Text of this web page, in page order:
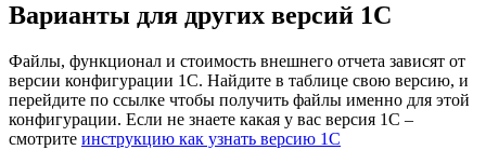
Варианты для других версий 1С
Файлы, функционал и стоимость внешнего отчета зависят от
версии конфигурации 1С. Найдите в таблице свою версию, и
перейдите по ссылке чтобы получить файлы именно для этой
конфигурации. Если не знаете какая у вас версия 1С –
смотрите инструкцию как узнать версию 1С